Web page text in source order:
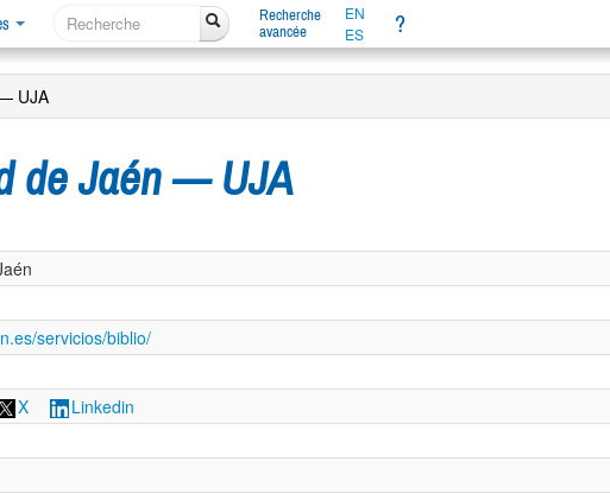
Recherche
avancée
EN
ES
?
UJA
de Jaén — UJA
servicios/biblio/
X
Linkedin